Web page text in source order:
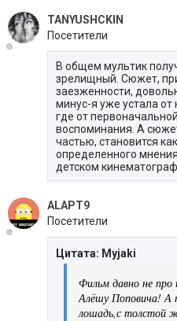
TANYUSHCKIN
Посетители
В общем мультик
зрелищный. Сюжет,
заезженности,
минус-я уже устала
где от
воспоминания. А
частью, становится
определенного
детском
ALAPT9
Посетители
Цитата: Myjaki
Фильм давно не
Алёшу Поповича! А
лошадь,с толстой